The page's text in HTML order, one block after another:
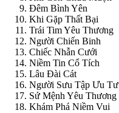
Đêm Bình Yên
Khi Gặp Thất Bại
Trái Tim Yêu Thương
Người Chiến Binh
Chiếc Nhẫn Cưới
Niềm Tin Cổ Tích
Lâu Đài Cát
Người Sưu Tập Ưu Tư
Sứ Mệnh Yêu Thương
Khám Phá Niềm Vui